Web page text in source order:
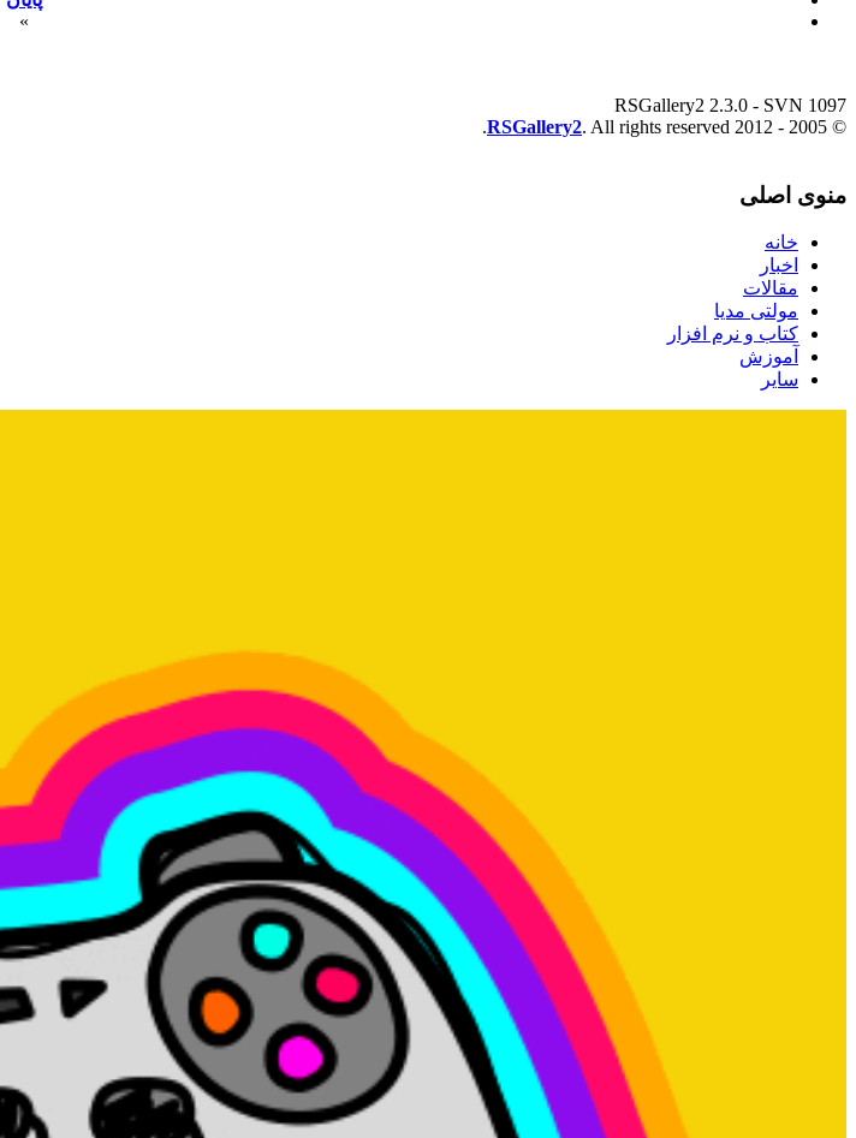
»
RSGallery2 2.3.0 - SVN 1097
© 2005 - 2012
RSGallery2. All rights reserved.
منوی اصلی
خانه
اخبار
مقالات
مولتی مدیا
کتاب و نرم افزار
آموزش
سایر